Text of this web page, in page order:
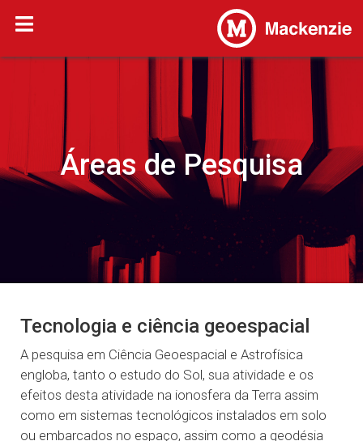
Áreas de Pesquisa
Tecnologia e ciência geoespacial
A pesquisa em Ciência Geoespacial e Astrofísica
engloba, tanto o estudo do Sol, sua atividade e os
efeitos desta atividade na ionosfera da Terra assim
como em sistemas tecnológicos instalados em solo
ou embarcados no espaço, assim como a geodésia